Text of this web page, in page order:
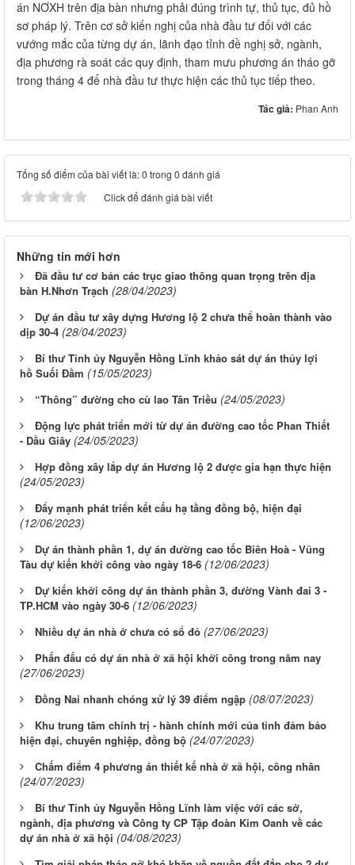
án NƠXH trên địa bàn nhưng phải đúng trình tự, thủ tục, đủ hồ
sơ pháp lý. Trên cơ sở kiến nghị của nhà đầu tư đối với các
vướng mắc của từng dự án, lãnh đạo tỉnh đề nghị sở, ngành,
địa phương rà soát các quy định, tham mưu phương án tháo gỡ
trong tháng 4 để nhà đầu tư thực hiện các thủ tục tiếp theo.
Tác giả: Phan Anh
Tổng số điểm của bài viết là: 0 trong 0 đánh giá
Click để đánh giá bài viết
Những tin mới hơn
Đã đầu tư cơ bản các trục giao thông quan trọng trên địa
bàn H.Nhơn Trạch (28/04/2023)
Dự án đầu tư xây dựng Hương lộ 2 chưa thể hoàn thành vào
dịp 30-4 (28/04/2023)
Bí thư Tỉnh ủy Nguyễn Hồng Lĩnh khảo sát dự án thủy lợi
hồ Suối Đầm (15/05/2023)
“Thông” đường cho cù lao Tân Triều (24/05/2023)
Động lực phát triển mới từ dự án đường cao tốc Phan Thiết
- Dầu Giây (24/05/2023)
Hợp đồng xây lắp dự án Hương lộ 2 được gia hạn thực hiện
(24/05/2023)
Đẩy mạnh phát triển kết cấu hạ tầng đồng bộ, hiện đại
(12/06/2023)
Dự án thành phần 1, dự án đường cao tốc Biên Hoà - Vũng
Tàu dự kiến khởi công vào ngày 18-6 (12/06/2023)
Dự kiến khởi công dự án thành phần 3, đường Vành đai 3 -
TP.HCM vào ngày 30-6 (12/06/2023)
Nhiều dự án nhà ở chưa có sổ đỏ (27/06/2023)
Phấn đấu có dự án nhà ở xã hội khởi công trong năm nay
(27/06/2023)
Đồng Nai nhanh chóng xử lý 39 điểm ngập (08/07/2023)
Khu trung tâm chính trị - hành chính mới của tỉnh đảm bảo
hiện đại, chuyên nghiệp, đồng bộ (24/07/2023)
Chấm điểm 4 phương án thiết kế nhà ở xã hội, công nhân
(24/07/2023)
Bí thư Tỉnh ủy Nguyễn Hồng Lĩnh làm việc với các sở,
ngành, địa phương và Công ty CP Tập đoàn Kim Oanh về các
dự án nhà ở xã hội (04/08/2023)